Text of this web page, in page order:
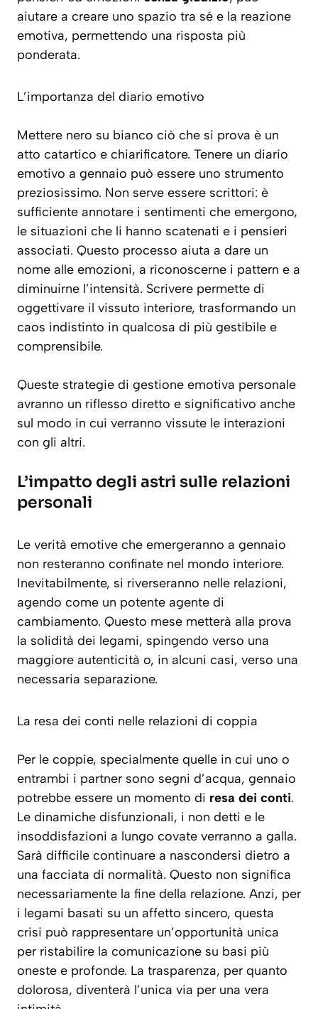
aiutare a creare uno spazio tra sé e la reazione
emotiva, permettendo una risposta più
ponderata.
L’importanza del diario emotivo
Mettere nero su bianco ciò che si prova è un
atto catartico e chiarificatore. Tenere un diario
emotivo a gennaio può essere uno strumento
preziosissimo. Non serve essere scrittori: è
sufficiente annotare i sentimenti che emergono,
le situazioni che li hanno scatenati e i pensieri
associati. Questo processo aiuta a dare un
nome alle emozioni, a riconoscerne i pattern e a
diminuirne l’intensità. Scrivere permette di
oggettivare il vissuto interiore, trasformando un
caos indistinto in qualcosa di più gestibile e
comprensibile.
Queste strategie di gestione emotiva personale
avranno un riflesso diretto e significativo anche
sul modo in cui verranno vissute le interazioni
con gli altri.
L’impatto degli astri sulle relazioni
personali
Le verità emotive che emergeranno a gennaio
non resteranno confinate nel mondo interiore.
Inevitabilmente, si riverseranno nelle relazioni,
agendo come un potente agente di
cambiamento. Questo mese metterà alla prova
la solidità dei legami, spingendo verso una
maggiore autenticità o, in alcuni casi, verso una
necessaria separazione.
La resa dei conti nelle relazioni di coppia
Per le coppie, specialmente quelle in cui uno o
entrambi i partner sono segni d’acqua, gennaio
potrebbe essere un momento di resa dei conti.
Le dinamiche disfunzionali, i non detti e le
insoddisfazioni a lungo covate verranno a galla.
Sarà difficile continuare a nascondersi dietro a
una facciata di normalità. Questo non significa
necessariamente la fine della relazione. Anzi, per
i legami basati su un affetto sincero, questa
crisi può rappresentare un’opportunità unica
per ristabilire la comunicazione su basi più
oneste e profonde. La trasparenza, per quanto
dolorosa, diventerà l’unica via per una vera